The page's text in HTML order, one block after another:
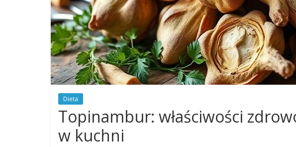
Dieta
Topinambur: właściwości
w kuchni